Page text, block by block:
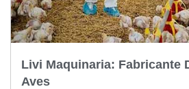
Livi Maquinaria: Fabricante
Aves